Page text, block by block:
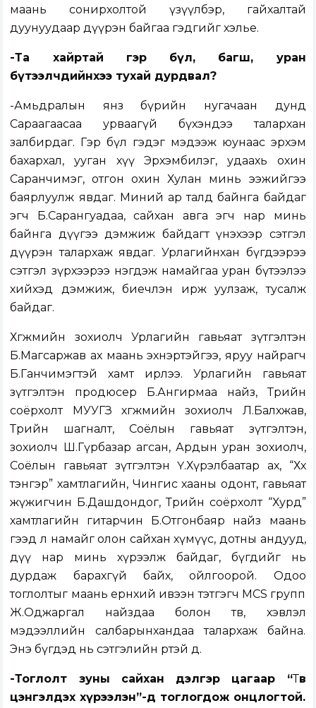
маань сонирхолтой үзүүлбэр, гайхалтай
дуунуудаар дүүрэн байгаа гэдгийг хэлье.
-Та хайртай гэр бүл, багш, уран
бүтээлчдийнхээ тухай дурдвал?
-Амьдралын янз бүрийн нугачаан дунд
Сараагаасаа урваагүй бүхэндээ талархан
залбирдаг. Гэр бүл гэдэг мэдээж юунаас эрхэм
бахархал, ууган хүү Эрхэмбилэг, удаахь охин
Саранчимэг, отгон охин Хулан минь ээжийгээ
баярлуулж явдаг. Миний ар талд байнга байдаг
эгч Б.Сарангуадаа, сайхан авга эгч нар минь
байнга дүүгээ дэмжиж байдагт үнэхээр сэтгэл
дүүрэн талархаж явдаг. Урлагийнхан бүгдээрээ
сэтгэл зүрхээрээ нэгдэж намайгаа уран бүтээлээ
хийхэд дэмжиж, биечлэн ирж уулзаж, тусалж
байдаг.
Хөгжмийн зохиолч Урлагийн гавьяат зүтгэлтэн
Б.Магсаржав ах маань эхнэртэйгээ, яруу найрагч
Б.Ганчимэгтэй хамт ирлээ. Урлагийн гавьяат
зүтгэлтэн продюсер Б.Ангирмаа найз, Төрийн
соёрхолт МУУГЗ хөгжмийн зохиолч Л.Балхжав,
Төрийн шагналт, Соёлын гавьяат зүтгэлтэн,
зохиолч Ш.Гүрбазар агсан, Ардын уран зохиолч,
Соёлын гавьяат зүтгэлтэн Ү.Хүрэлбаатар ах, “Хөх
тэнгэр” хамтлагийн, Чингис хааны одонт, гавьяат
жүжигчин Б.Дашдондог, Төрийн соёрхолт “Хурд”
хамтлагийн гитарчин Б.Отгонбаяр найз маань
гээд л намайг олон сайхан хүмүүс, дотны андууд,
дүү нар минь хүрээлж байдаг, бүгдийг нь
дурдаж барахгүй байх, ойлгоорой. Одоо
тоглолтыг маань ерөнхий ивээн тэтгэгч MCS групп
Ж.Оджаргал найздаа болон тв, хэвлэл
мэдээллийн салбарынхандаа талархаж байна.
Энэ бүгдэд нь сэтгэлийн өртэй дөө.
-Тоглолт зуны сайхан дэлгэр цагаар “Төв
цэнгэлдэх хүрээлэн”-д тоглогдож онцлогтой.